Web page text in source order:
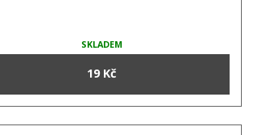
SKLADEM
19 Kč